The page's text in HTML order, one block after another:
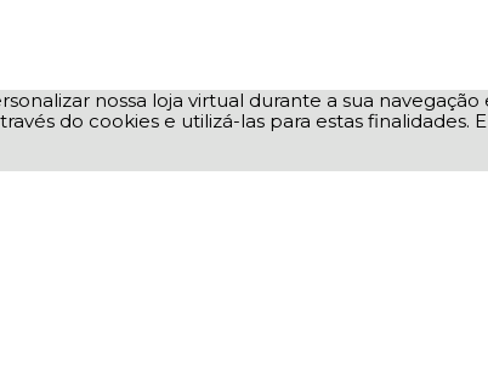
nossa loja virtual durante a sua
do cookies e utilizá-las para estas finalidades.